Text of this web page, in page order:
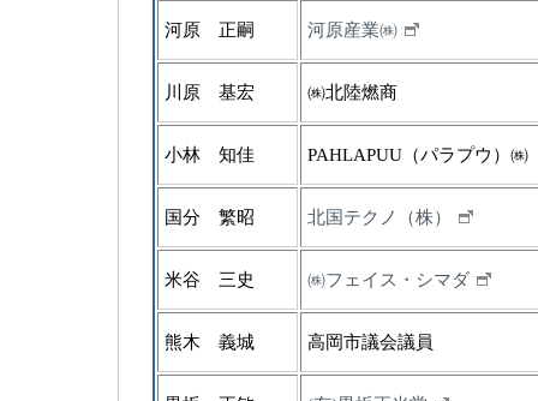
河原 正嗣 河原産業㈱
川原 基宏 ㈱北陸燃商
小林 知佳 PAHLAPUU（パラプウ）㈱
国分 繁昭 北国テクノ（株）
米谷 三史 ㈱フェイス・シマダ
熊木 義城 高岡市議会議員